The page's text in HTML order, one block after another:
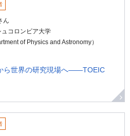
ん
コロンビア大学
of Physics and Astronomy）
ら世界の研究現場へ――TOEIC